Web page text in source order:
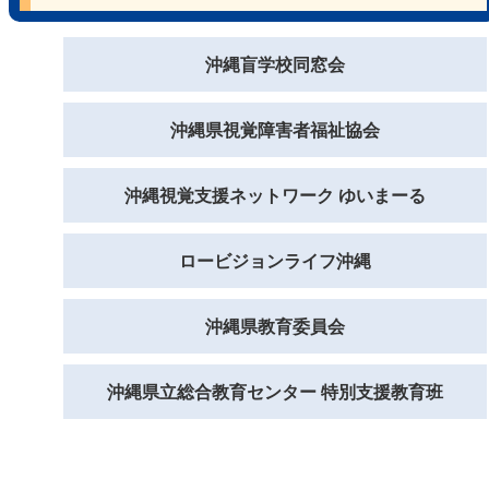
沖縄盲学校同窓会
沖縄県視覚障害者福祉協会
沖縄視覚支援ネットワーク ゆいまーる
ロービジョンライフ沖縄
沖縄県教育委員会
沖縄県立総合教育センター 特別支援教育班